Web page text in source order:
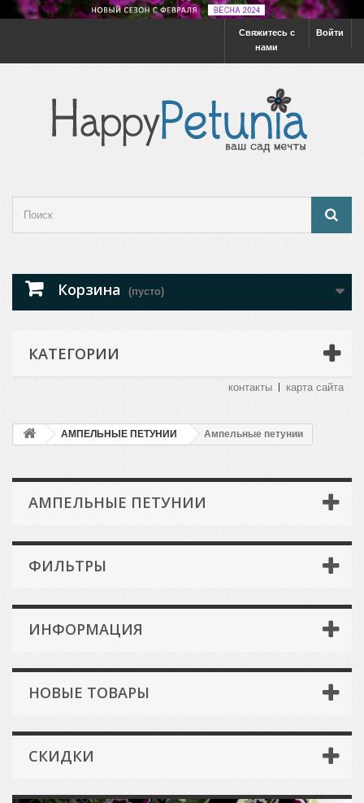
Войти
Свяжитесь с
нами
Корзина (пусто)
КАТЕГОРИИ
контакты карта сайта
АМПЕЛЬНЫЕ ПЕТУНИИ Ампельные петунии
АМПЕЛЬНЫЕ ПЕТУНИИ
ФИЛЬТРЫ
ИНФОРМАЦИЯ
НОВЫЕ ТОВАРЫ
СКИДКИ